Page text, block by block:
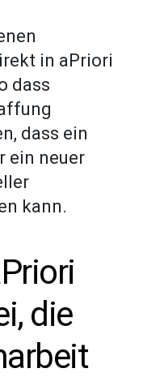
in aPriori
dass
dass ein
ein neuer
kann.
die